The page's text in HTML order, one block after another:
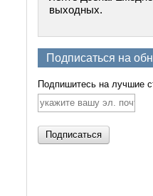
выходных.
Подписаться на
Подпишитесь на лучшие